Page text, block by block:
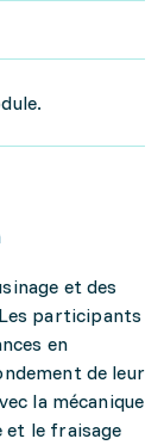
et des
participants
en
de leur
la mécanique
et le fraisage